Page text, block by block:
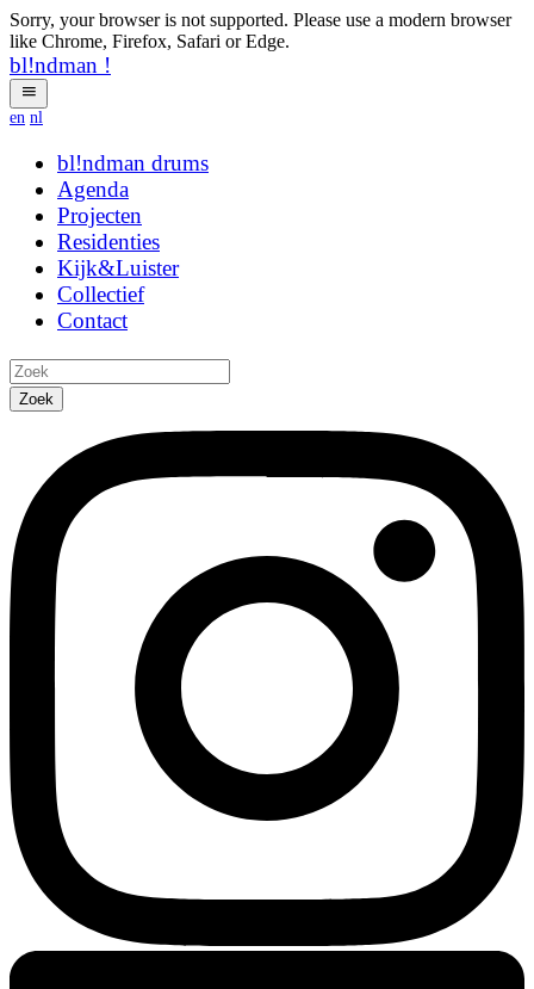
Sorry, your browser is not supported. Please use a modern browser
like Chrome, Firefox, Safari or Edge.
bl!ndman !
en nl
bl!ndman strings
Agenda
Projecten
Residenties
Kijk&Luister
Collectief
Contact
Zoek